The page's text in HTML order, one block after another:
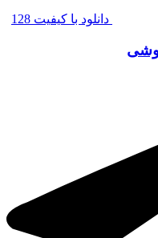
دانلود با کیفیت 128